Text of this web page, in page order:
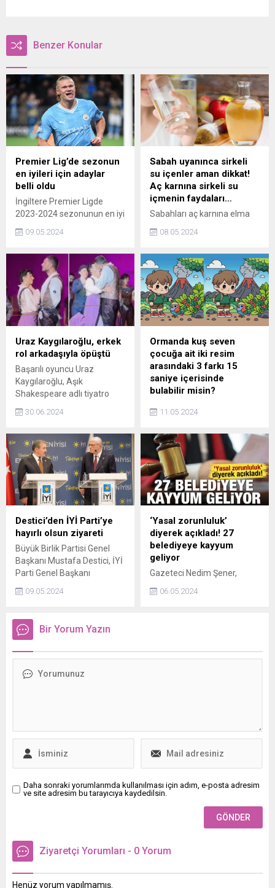
Benzer Konular
Premier Lig’de sezonun
en iyileri için adaylar
belli oldu
İngiltere Premier Ligde
2023-2024 sezonunun en iyi
kategorilerinde adaylar
09.05.2024
Sabah uyanınca sirkeli
su içenler aman dikkat!
Aç karnına sirkeli su
içmenin faydaları…
Sabahları aç karnına elma
isteyen birçok insanın tercihi
sabahları elma sirkesi
içmenin faydalı olup
olmadığı ve elma sirkesinin
yan etkileri hakkında birçok
bilgi göz ardı ediliyor. Elmalı
sirke kaç gün içilmeli?
08.05.2024
Uraz Kaygılaroğlu, erkek
rol arkadaşıyla öpüştü
Başarılı oyuncu Uraz
Kaygılaroğlu, Aşık
Shakespeare adlı tiyatro
erkek rol arkadaşıyla öpüştü.
magazin camiasında geniş
yankı uyandırdı.
30.06.2024
Ormanda kuş seven
çocuğa ait iki resim
arasındaki 3 farkı 15
saniye içerisinde
bulabilir misin?
ait iki resim arasındaki 3
gözlemci kişiler 15 saniye
içerisinde keşfedebilir. Siz
de onlardan biri misiniz?
11.05.2024
Destici’den İYİ Parti’ye
hayırlı olsun ziyareti
Büyük Birlik Partisi Genel
Başkanı Mustafa Destici, İYİ
Parti Genel Başkanı
genel merkezinde ziyaret
09.05.2024
‘Yasal zorunluluk’
diyerek açıkladı! 27
belediyeye kayyum
geliyor
Gazeteci Nedim Şener,
ve Belediye Kanunu’nun 45
06.05.2024
Bir Yorum Yazın
Daha sonraki yorumlarımda kullanılması için adım, e-posta adresim
ve site adresim bu tarayıcıya kaydedilsin.
Ziyaretçi Yorumları - 0 Yorum
Henüz yorum yapılmamış.